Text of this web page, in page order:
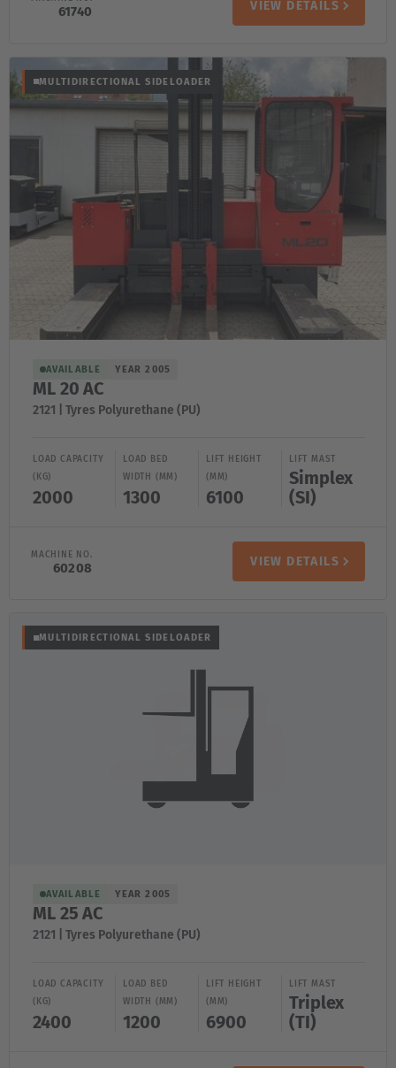
61740 VIEW DETAILS
MULTIDIRECTIONAL SIDELOADER
AVAILABLE YEAR 2005
ML 20 AC
2121 | Tyres Polyurethane (PU)
LOAD CAPACITY
(KG)
2000
LOAD BED
WIDTH (MM)
1300
LIFT HEIGHT
(MM)
6100
LIFT MAST
Simplex
(SI)
MACHINE NO.
60208 VIEW DETAILS
MULTIDIRECTIONAL SIDELOADER
AVAILABLE YEAR 2005
ML 25 AC
2121 | Tyres Polyurethane (PU)
LOAD CAPACITY
(KG)
2400
LOAD BED
WIDTH (MM)
1200
LIFT HEIGHT
(MM)
6900
LIFT MAST
Triplex
(TI)